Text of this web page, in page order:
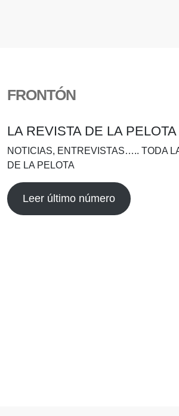
FRONTÓN
LA REVISTA DE LA PELOTA
NOTICIAS, ENTREVISTAS….. TODA
DE LA PELOTA
Leer último número